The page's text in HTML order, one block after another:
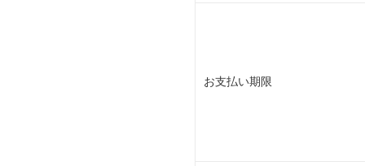
お支払い期限